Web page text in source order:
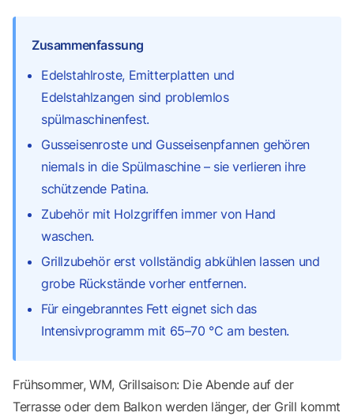
Zusammenfassung
Edelstahlroste, Emitterplatten und
Edelstahlzangen sind problemlos
spülmaschinenfest.
Gusseisenroste und Gusseisenpfannen gehören
niemals in die Spülmaschine – sie verlieren ihre
schützende Patina.
Zubehör mit Holzgriffen immer von Hand
waschen.
Grillzubehör erst vollständig abkühlen lassen und
grobe Rückstände vorher entfernen.
Für eingebranntes Fett eignet sich das
Intensivprogramm mit 65–70 °C am besten.
Frühsommer, WM, Grillsaison: Die Abende auf der
Terrasse oder dem Balkon werden länger, der Grill kommt